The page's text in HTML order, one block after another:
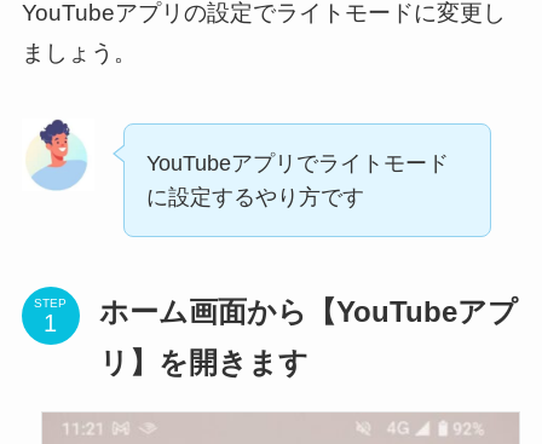
YouTubeアプリの設定でライトモードに変更し
ましょう。
YouTubeアプリでライトモード
に設定するやり方です
STEP
ホーム画面から【YouTubeアプ
リ】を開きます